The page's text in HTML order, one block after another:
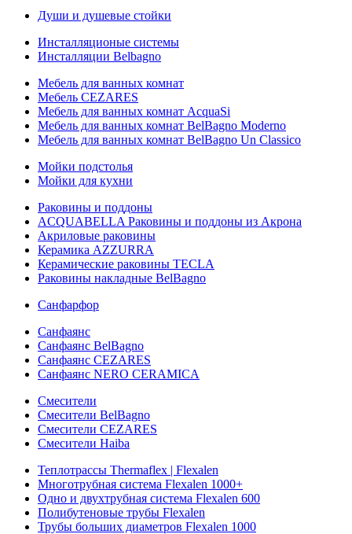
Души и душевые стойки
Инсталляционые системы
Инсталляции Belbagno
Мебель для ванных комнат
Мебель CEZARES
Мебель для ванных комнат AcquaSi
Мебель для ванных комнат BelBagno Moderno
Мебель для ванных комнат BelBagno Un Classico
Мойки подстолья
Мойки для кухни
Раковины и поддоны
ACQUABELLA Раковины и поддоны из Акрона
Акриловые раковины
Керамика AZZURRA
Керамические раковины TECLA
Раковины накладные BelBagno
Санфарфор
Санфаянс
Санфаянс BelBagno
Санфаянс CEZARES
Санфаянс NERO CERAMICA
Смесители
Смесители BelBagno
Смесители CEZARES
Смесители Haiba
Теплотрассы Thermaflex | Flexalen
Многотрубная система Flexalen 1000+
Одно и двухтрубная система Flexalen 600
Полибутеновые трубы Flexalen
Трубы больших диаметров Flexalen 1000